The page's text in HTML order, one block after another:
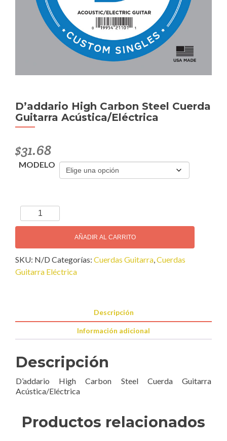
D’addario High Carbon Steel Cuerda
Guitarra Acústica/Eléctrica
$31.68
MODELO
D’addario
High
Steel
Cuerda
Guitarra
AÑADIR AL CARRITO
SKU: N/D Categorías: Cuerdas Guitarra,Cuerdas
Guitarra Eléctrica
Descripción
Información adicional
Descripción
D’addario High Carbon Steel Cuerda Guitarra
Acústica/Eléctrica
Productos relacionados